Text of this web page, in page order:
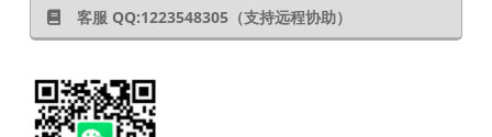
客服 QQ:1223548305（支持远程协助）